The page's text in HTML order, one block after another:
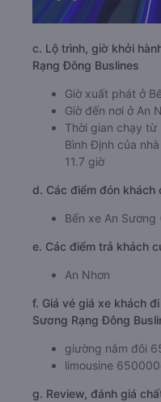
c. Lộ trình, giờ khởi
Rạng Đông Buslines
Giờ xuất phát ở
Giờ đến nơi ở An
Thời gian chạy từ
Bình Định của
11.7 giờ
d. Các điểm đón khách
Bến xe An Sương
e. Các điểm trả khách
An Nhơn
f. Giá vé giá xe khách
Sương Rạng Đông
giường nằm đôi
limousine
g. Review, đánh giá